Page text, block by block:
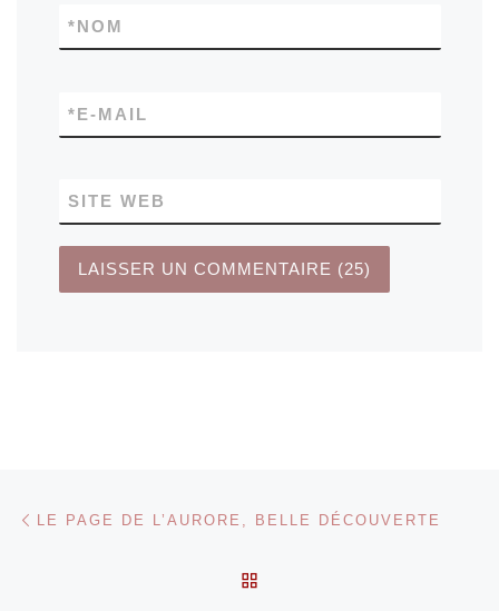
NOM
*
E-MAIL
*
SITE WEB
Parcourir les articles
LE PAGE DE L’AURORE, BELLE DÉCOUVERTE